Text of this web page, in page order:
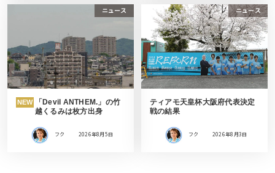
ニュース
NEW
「Devil ANTHEM.」の竹
越くるみは枚方出身
フク 2026年8月5日
ニュース
ティアモ天皇杯大阪府代表決定
戦の結果
フク 2026年8月3日